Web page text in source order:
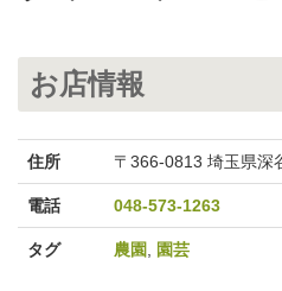
お店情報
住所 〒366-0813 埼玉県深
電話 048-573-1263
タグ 農園 園芸